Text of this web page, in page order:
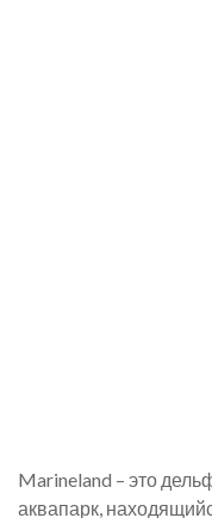
Marineland – это
аквапарк,